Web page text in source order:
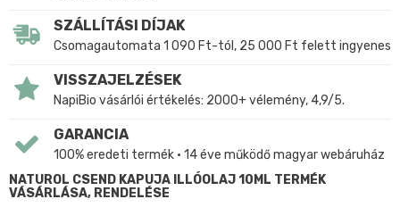
SZÁLLÍTÁSI DÍJAK
Csomagautomata 1 090 Ft-tól, 25 000 Ft felett ingyenes
VISSZAJELZÉSEK
NapiBio vásárlói értékelés: 2000+ vélemény, 4,9/5.
GARANCIA
100% eredeti termék • 14 éve működő magyar webáruház
NATUROL CSEND KAPUJA ILLÓOLAJ 10ML TERMÉK
VÁSÁRLÁSA, RENDELÉSE